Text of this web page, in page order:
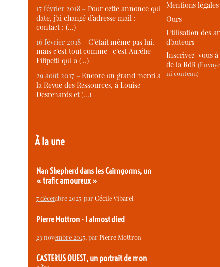
17 février 2018 –Pour cette annonce qui
date, j’ai changé d’adresse mail :
contact : (…)
16 février 2018 –C’était même pas lui,
mais c’est tout comme : c’est Aurélie
Filipetti qui a (…)
29 août 2017 –Encore un grand merci à
la Revue des Ressources, à Louise
Desrenards et (…)
À la une
Nan Shepherd dans les Cairngorms, un
« trafic amoureux »
7 décembre 2025, parCécile Vibarel
Pierre Mottron - I almost died
23 novembre 2025, parPierre Mottron
CASTERUS OUEST, un portrait de mon
Mentions légales
Ours
Utilisation des
d’auteurs
Inscrivez-vous
de la RdR
ni contenu)